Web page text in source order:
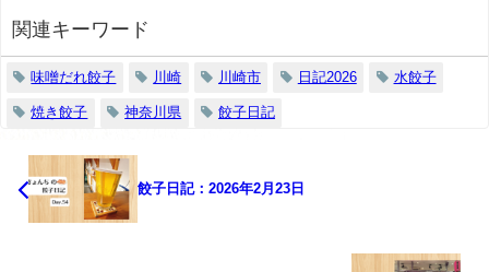
関連キーワード
味噌だれ餃子 川崎 川崎市 日記2026 水餃子
焼き餃子 神奈川県 餃子日記
餃子日記：2026年2月23日